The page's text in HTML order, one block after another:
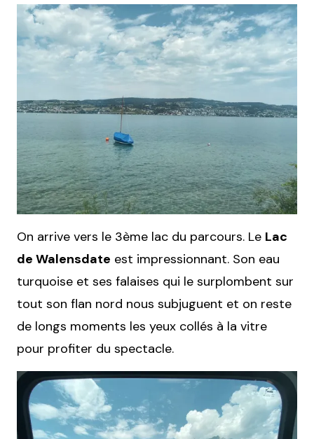
On arrive vers le 3ème lac du parcours. Le Lac
de Walensdate est impressionnant. Son eau
turquoise et ses falaises qui le surplombent sur
tout son flan nord nous subjuguent et on reste
de longs moments les yeux collés à la vitre
pour profiter du spectacle.